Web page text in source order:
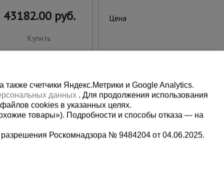
43182.00 руб.
Купить
Цена:
счетчики Яндекс.Метрики и Google Analytics.
данных . Для продолжения использования
cookies в указанных целях.
товары»). Подробности и способы отказа — на
Роскомнадзора № 9484204 от 04.06.2025.